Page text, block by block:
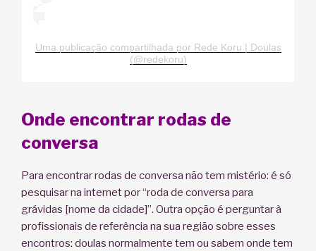
Uma publicação compartilhada por Rede Koru | Doulas
(@redekoru)
Onde encontrar rodas de
conversa
Para encontrar rodas de conversa não tem mistério: é só
pesquisar na internet por “roda de conversa para
grávidas [nome da cidade]”. Outra opção é perguntar à
profissionais de referência na sua região sobre esses
encontros: doulas normalmente tem ou sabem onde tem